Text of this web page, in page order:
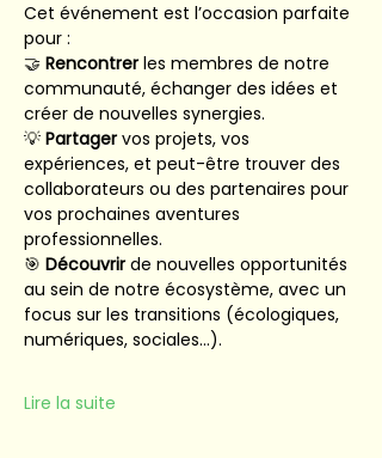
Cet événement est l’occasion parfaite
pour :
🤝 Rencontrer les membres de notre
communauté, échanger des idées et
créer de nouvelles synergies.
💡 Partager vos projets, vos
expériences, et peut-être trouver des
collaborateurs ou des partenaires pour
vos prochaines aventures
professionnelles.
🎯 Découvrir de nouvelles opportunités
au sein de notre écosystème, avec un
focus sur les transitions (écologiques,
numériques, sociales…).
Lire la suite